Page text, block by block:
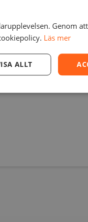
släppa när
enkelt bort med vatten
minimalt med doft
Genom
Läs mer
ALLT